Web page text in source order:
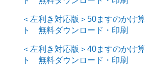
＜左利き対応版＞50ますのかけ
ト 無料ダウンロード・印刷
＜左利き対応版＞40ますのかけ
ト 無料ダウンロード・印刷